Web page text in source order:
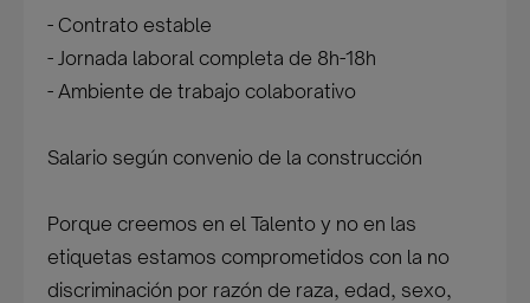
- Contrato estable
- Jornada laboral completa de 8h-18h
- Ambiente de trabajo colaborativo
Salario según convenio de la construcción
Porque creemos en el Talento y no en las
etiquetas estamos comprometidos con la no
discriminación por razón de raza, edad, sexo,